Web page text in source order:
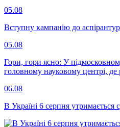
05.08
Вступну кампанію до
05.08
Гори, гори ясно: У
головному науковому центрі, де
06.08
В Україні 6 серпня утримається